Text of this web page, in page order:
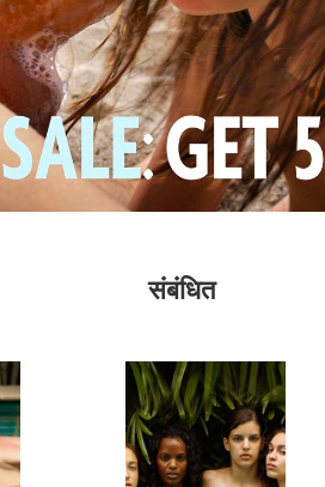
संबंधित